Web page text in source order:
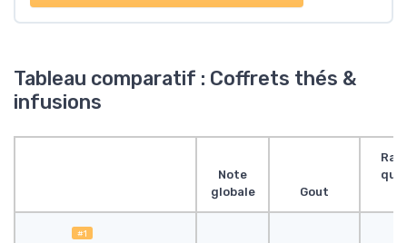
Tableau comparatif : Coffrets thés &
infusions
Note
globale
Gout
#1